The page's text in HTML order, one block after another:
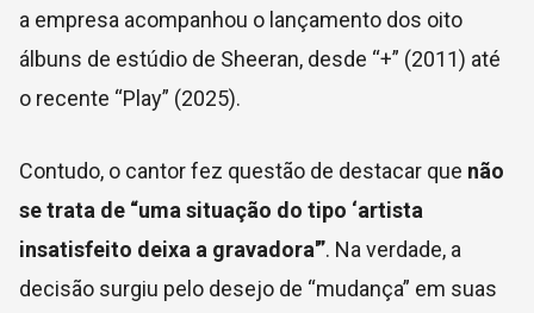
a empresa acompanhou o lançamento dos oito
álbuns de estúdio de Sheeran, desde “+” (2011) até
o recente “Play” (2025).
Contudo, o cantor fez questão de destacar que não
se trata de “uma situação do tipo ‘artista
insatisfeito deixa a gravadora'”. Na verdade, a
decisão surgiu pelo desejo de “mudança” em suas